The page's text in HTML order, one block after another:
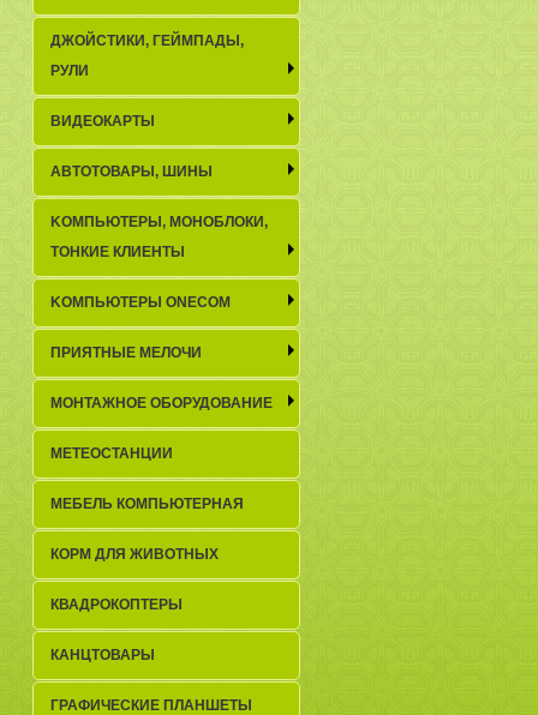
ДЖОЙСТИКИ, ГЕЙМПАДЫ,
РУЛИ
ВИДЕОКАРТЫ
АВТОТОВАРЫ, ШИНЫ
KОМПЬЮТЕРЫ, МОНОБЛОКИ,
ТОНКИЕ КЛИЕНТЫ
KОМПЬЮТЕРЫ ONECOM
ПРИЯТНЫЕ МЕЛОЧИ
МОНТАЖНОЕ ОБОРУДОВАНИЕ
МЕТЕОСТАНЦИИ
МЕБЕЛЬ КОМПЬЮТЕРНАЯ
КОРМ ДЛЯ ЖИВОТНЫХ
КВАДРОКОПТЕРЫ
КАНЦТОВАРЫ
ГРАФИЧЕСКИЕ ПЛАНШЕТЫ